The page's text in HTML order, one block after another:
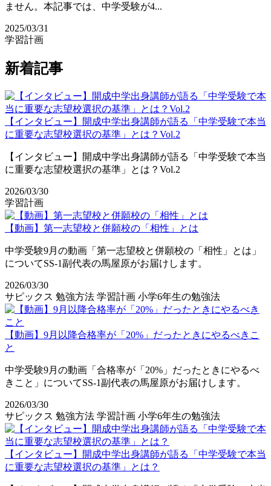
ません。本記事では、中学受験が4...
2025/03/31
学習計画
新着記事
【インタビュー】開成中学出身講師が語る「中学受験で本当
に重要な志望校選択の基準」とは？Vol.2
【インタビュー】開成中学出身講師が語る「中学受験で本当
に重要な志望校選択の基準」とは？Vol.2
2026/03/30
学習計画
【動画】第一志望校と併願校の「相性」とは
中学受験9月の動画「第一志望校と併願校の「相性」とは」
についてSS-1副代表の馬屋原がお届けします。
2026/03/30
サピックス 勉強方法 学習計画 小学6年生の勉強法
【動画】9月以降合格率が「20%」だったときにやるべきこ
と
中学受験9月の動画「合格率が「20%」だったときにやるべ
きこと」についてSS-1副代表の馬屋原がお届けします。
2026/03/30
サピックス 勉強方法 学習計画 小学6年生の勉強法
【インタビュー】開成中学出身講師が語る「中学受験で本当
に重要な志望校選択の基準」とは？